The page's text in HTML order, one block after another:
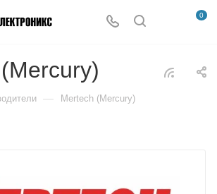
0
— Mertech (Mercury)